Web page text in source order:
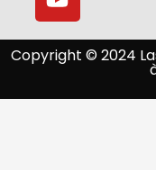
Copyright © 2024